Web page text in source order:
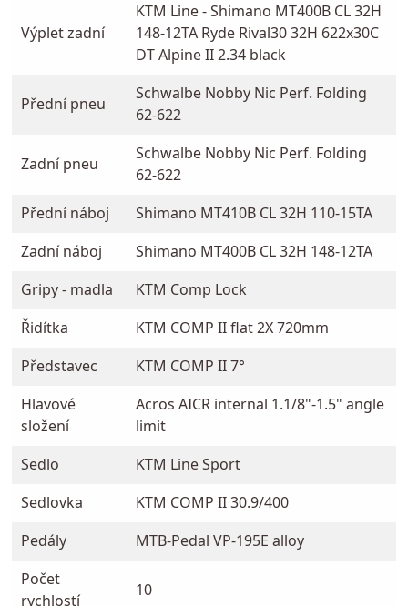
Výplet zadní
KTM Line - Shimano MT400B CL 32H
148-12TA Ryde Rival30 32H 622x30C
DT Alpine II 2.34 black
Přední pneu
Schwalbe Nobby Nic Perf. Folding
62-622
Zadní pneu
Schwalbe Nobby Nic Perf. Folding
62-622
Přední náboj
Shimano MT410B CL 32H 110-15TA
Zadní náboj
Shimano MT400B CL 32H 148-12TA
Gripy - madla
KTM Comp Lock
Řidítka
KTM COMP II flat 2X 720mm
Představec
KTM COMP II 7°
Hlavové
složení
Acros AICR internal 1.1/8"-1.5" angle
limit
Sedlo
KTM Line Sport
Sedlovka
KTM COMP II 30.9/400
Pedály
MTB-Pedal VP-195E alloy
Počet
rychlostí
10